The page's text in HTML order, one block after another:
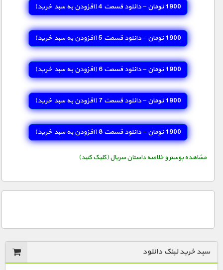
ماورایی
مسابقات / ورزشی
مستند های اختصاصی
1900 تومان – دانلود قسمت 4 (افزودن به سبد خريد)
1900 تومان – دانلود قسمت 5 (افزودن به سبد خريد)
1900 تومان – دانلود قسمت 6 (افزودن به سبد خريد)
1900 تومان – دانلود قسمت 7 (افزودن به سبد خريد)
1900 تومان – دانلود قسمت 8 (افزودن به سبد خريد)
مشاهده پوستر و خلاصه داستان سریال (کلیک کنید)
سبد خرید لینک دانلود